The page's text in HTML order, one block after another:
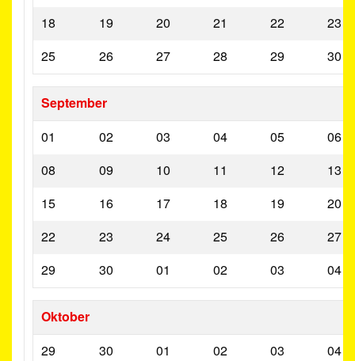
18
19 20 21 22
23
25
26 27 28 29 30
September
01
02 03 04 05
06
08
09 10 11 12
13
15
16 17 18 19
20
22
23 24 25 26
27
29
30 01 02 03 04
Oktober
29
30 01 02 03
04